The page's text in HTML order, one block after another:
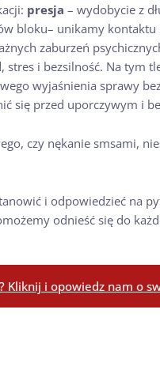
presja – wydobycie z
bloku– unikamy
zaburzeń
i bezsilność. Na tym
wyjaśnienia sprawy
się przed uporczywym i
czy nękanie smsami,
i odpowiedzieć na
odnieść się do
Kliknij i opowiedz nam o